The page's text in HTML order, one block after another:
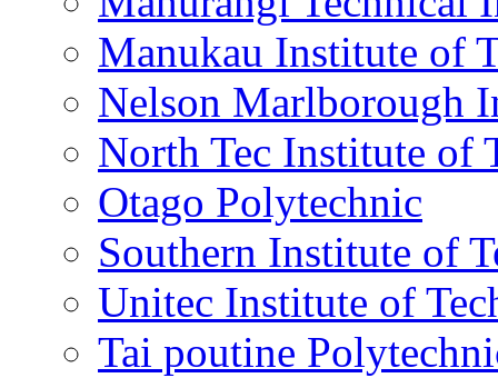
Manukau Institute of
Nelson Marlborough
North Tec Institute of
Otago Polytechnic
Southern Institute of
Unitec Institute of
Tai poutine